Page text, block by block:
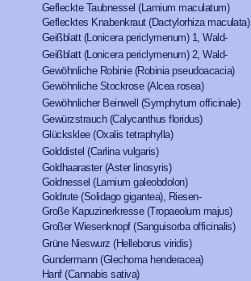
Gefleckte Taubnessel (Lamium maculatum)
Geflecktes Knabenkraut (Dactylorhiza maculata)
Geißblatt (Lonicera periclymenum) 1, Wald-
Geißblatt (Lonicera periclymenum) 2, Wald-
Gewöhnliche Robinie (Robinia pseudoacacia)
Gewöhnliche Stockrose (Alcea rosea)
Gewöhnlicher Beinwell (Symphytum officinale)
Gewürzstrauch (Calycanthus floridus)
Glücksklee (Oxalis tetraphylla)
Golddistel (Carlina vulgaris)
Goldhaaraster (Aster linosyris)
Goldnessel (Lamium galeobdolon)
Goldrute (Solidago gigantea), Riesen-
Große Kapuzinerkresse (Tropaeolum majus)
Großer Wiesenknopf (Sanguisorba officinalis)
Grüne Nieswurz (Helleborus viridis)
Gundermann (Glechoma henderacea)
Hanf (Cannabis sativa)